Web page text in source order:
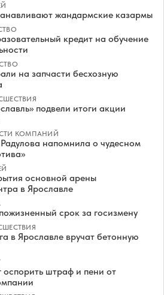
жандармские казармы
кредит на обучение
на запчасти бесхозную
подвели итоги акции
КОМПАНИЙ
напомнила о чудесном
основной арены
в Ярославле
срок за госизмену
в Ярославле вручат бетонную
оспорить штраф и пени от